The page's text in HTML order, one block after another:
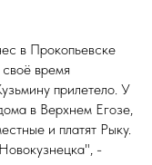
в Прокопьевске
время
прилетело. У
в Верхнем Егозе,
и платят Рыку.
-